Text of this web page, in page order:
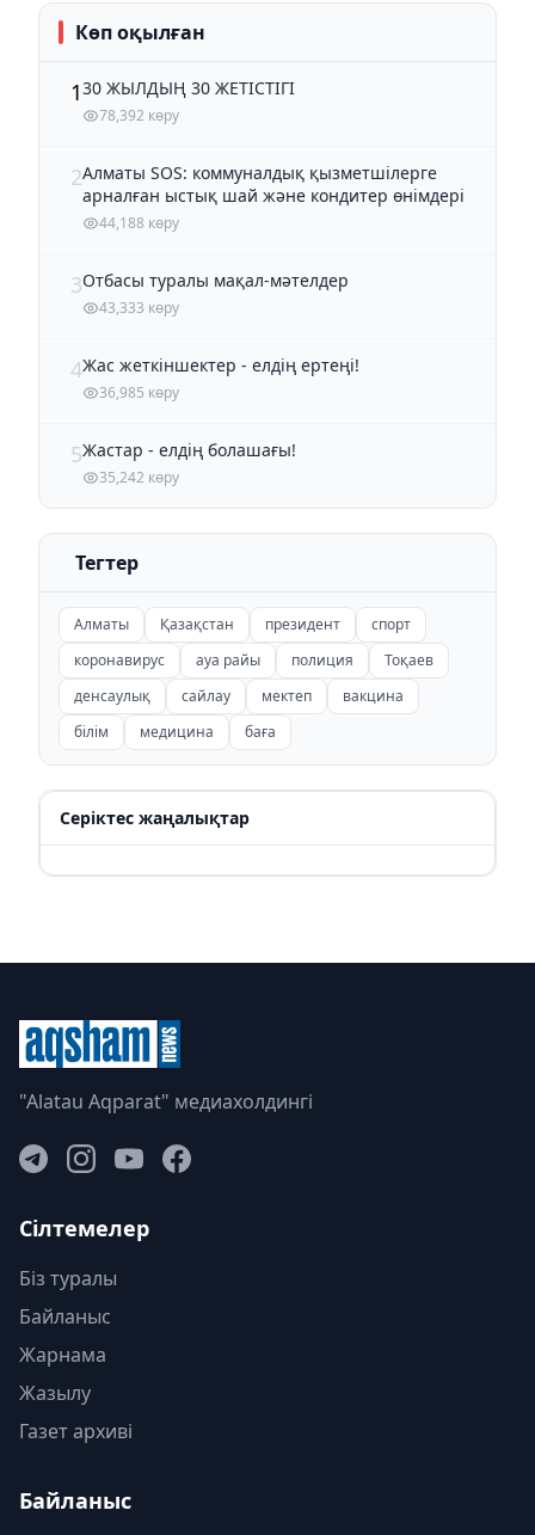
Көп оқылған
130 ЖЫЛДЫҢ 30 ЖЕТІСТІГІ
78,392 көру
2Алматы SOS: коммуналдық қызметшілерге
арналған ыстық шай және кондитер өнімдері
44,188 көру
3Отбасы туралы мақал-мәтелдер
43,333 көру
4Жас жеткіншектер - елдің ертеңі!
36,985 көру
5Жастар - елдің болашағы!
35,242 көру
Тегтер
Алматы Қазақстан президент
спорт
коронавирус
ауа райы полиция
Тоқаев
денсаулық
сайлау мектеп
вакцина
білім
медицина баға
Серіктес жаңалықтар
"Alatau Aqparat" медиахолдингі
Сілтемелер
Біз туралы
Байланыс
Жарнама
Жазылу
Газет архиві
Байланыс